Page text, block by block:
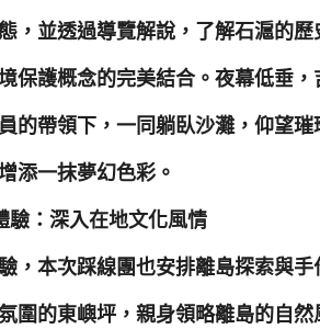
，並透過導覽解說，了解石滬的
保護概念的完美結合。夜幕低垂
的帶領下，一同躺臥沙灘，仰望
添一抹夢幻色彩。
驗：深入在地文化風情
，本次踩線團也安排離島探索與
圍的東嶼坪，親身領略離島的自